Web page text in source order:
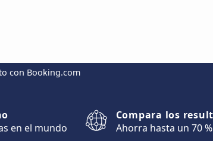
con Booking.com
en el mundo
Compara los
Ahorra hasta un 70 %